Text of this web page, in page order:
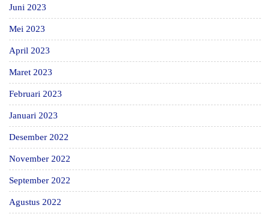
Juni 2023
Mei 2023
April 2023
Maret 2023
Februari 2023
Januari 2023
Desember 2022
November 2022
September 2022
Agustus 2022